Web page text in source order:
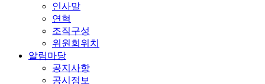
인사말
연혁
조직구성
위원회위치
알림마당
공지사항
공시정보